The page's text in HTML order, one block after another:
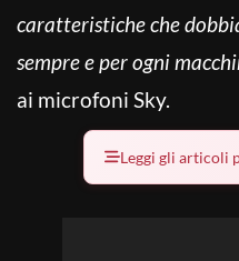
caratteristiche che
sempre e per ogni
ai microfoni Sky.
Leggi gli articoli